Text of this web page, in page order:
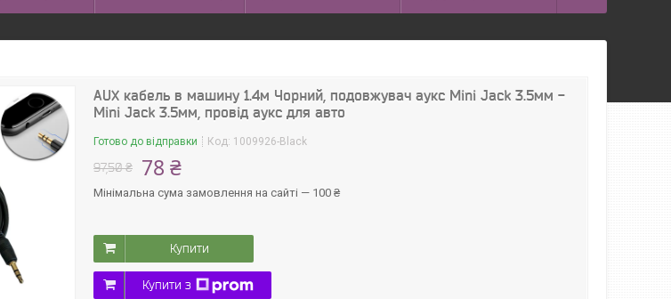
AUX кабель в машину 1.4м Чорний, подовжувач аукс Mini Jack 3.5мм -
Mini Jack 3.5мм, провід аукс для авто
Готово до відправки Код: 1009926-Black
97,50 ₴ 78 ₴
Мінімальна сума замовлення на сайті — 100 ₴
Купити
Купити з